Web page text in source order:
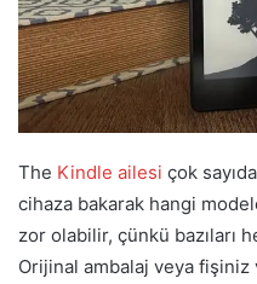
The Kindle ailesi çok
cihaza bakarak hangi
zor olabilir, çünkü bazıları
Orijinal ambalaj veya